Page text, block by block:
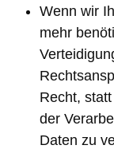
Wenn wir
mehr
Recht,
der
Daten zu